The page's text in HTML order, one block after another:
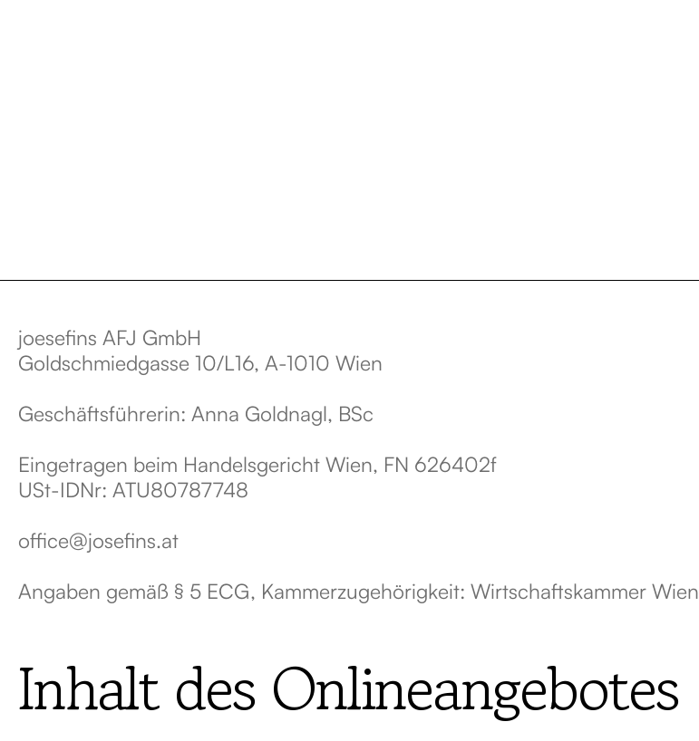
Impressum
joesefins AFJ GmbH
Goldschmiedgasse 10/L16, A-1010 Wien
Geschäftsführerin: Anna Goldnagl, BSc
Eingetragen beim Handelsgericht Wien, FN 626402f
USt-IDNr: ATU80787748
office@josefins.at
Angaben gemäß § 5 ECG, Kammerzugehörigkeit: Wirtschaftskammer Wien
Inhalt des Onlineangebotes